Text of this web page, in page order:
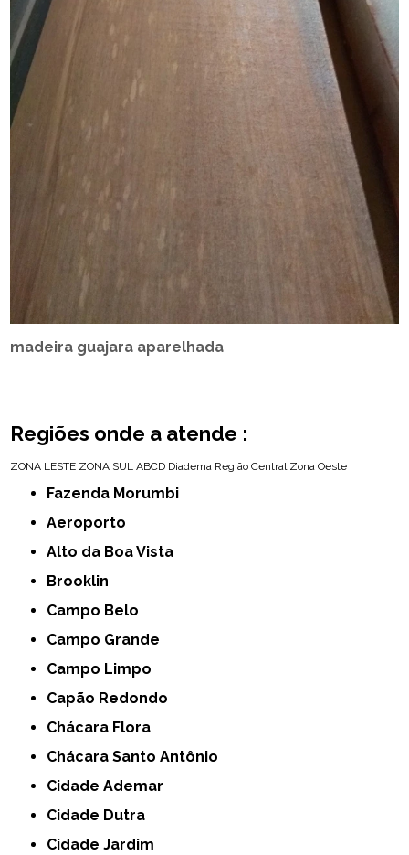
madeira guajara aparelhada
Regiões onde a atende :
ZONA LESTE ZONA SUL ABCD Diadema Região Central Zona Oeste
Fazenda Morumbi
Aeroporto
Alto da Boa Vista
Brooklin
Campo Belo
Campo Grande
Campo Limpo
Capão Redondo
Chácara Flora
Chácara Santo Antônio
Cidade Ademar
Cidade Dutra
Cidade Jardim